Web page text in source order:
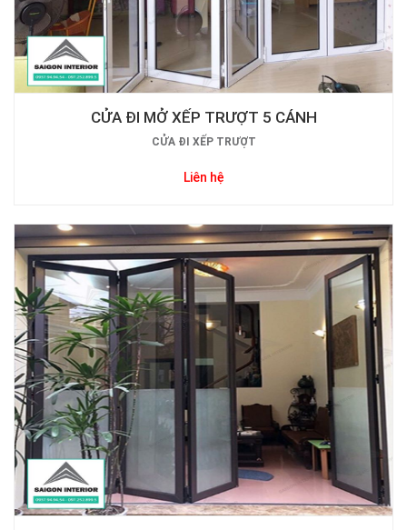
CỬA ĐI MỞ XẾP TRƯỢT 5 CÁNH
CỬA ĐI XẾP TRƯỢT
Liên hệ